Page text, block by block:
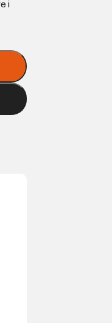
i